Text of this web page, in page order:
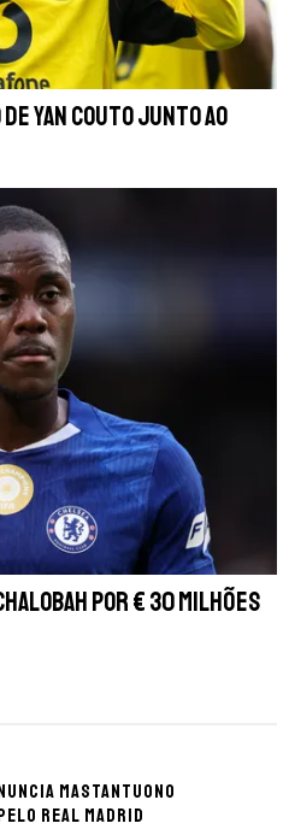
Yan Couto junto ao
por € 30 milhões
Mastantuono
Real Madrid